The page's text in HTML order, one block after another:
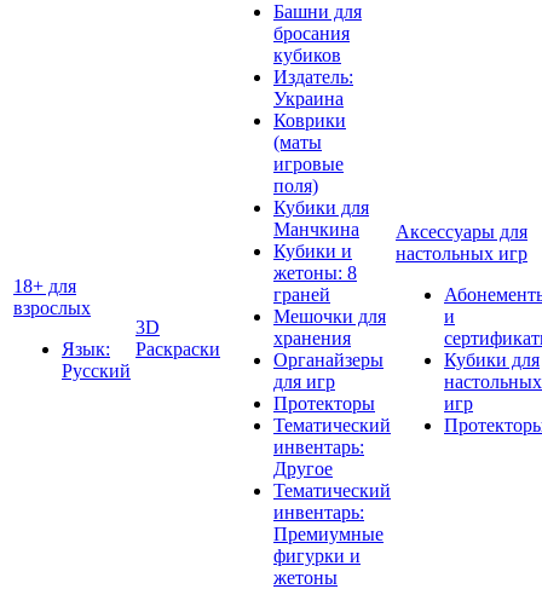
18+ для
взрослых
Язык:
Русский
3D
Раскраски
Башни для
бросания
кубиков
Издатель:
Украина
Коврики
(маты
игровые
поля)
Кубики для
Манчкина
Кубики и
жетоны: 8
граней
Мешочки для
хранения
Органайзеры
для игр
Протекторы
Тематический
инвентарь:
Другое
Тематический
инвентарь:
Премиумные
фигурки и
жетоны
Аксессуары для
настольных игр
и
Кубики для
настольных
игр